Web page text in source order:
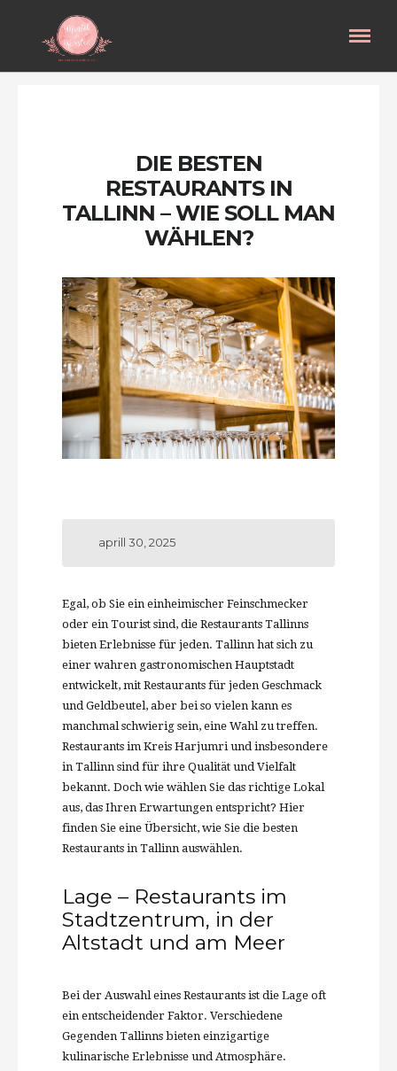
DIE BESTEN
RESTAURANTS IN
TALLINN – WIE SOLL MAN
WÄHLEN?
aprill 30, 2025
Egal, ob Sie ein einheimischer Feinschmecker
oder ein Tourist sind, die Restaurants Tallinns
bieten Erlebnisse für jeden. Tallinn hat sich zu
einer wahren gastronomischen Hauptstadt
entwickelt, mit Restaurants für jeden Geschmack
und Geldbeutel, aber bei so vielen kann es
manchmal schwierig sein, eine Wahl zu treffen.
Restaurants im Kreis Harjumri und insbesondere
in Tallinn sind für ihre Qualität und Vielfalt
bekannt. Doch wie wählen Sie das richtige Lokal
aus, das Ihren Erwartungen entspricht? Hier
finden Sie eine Übersicht, wie Sie die besten
Restaurants in Tallinn auswählen.
Lage – Restaurants im
Stadtzentrum, in der
Altstadt und am Meer
Bei der Auswahl eines Restaurants ist die Lage oft
ein entscheidender Faktor. Verschiedene
Gegenden Tallinns bieten einzigartige
kulinarische Erlebnisse und Atmosphäre.